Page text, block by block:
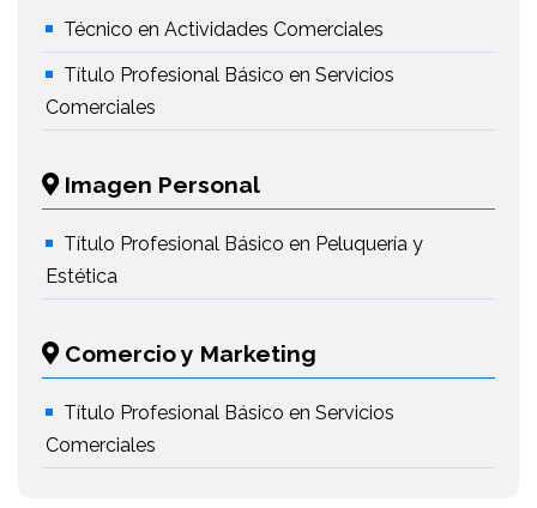
Técnico en Actividades Comerciales
Título Profesional Básico en Servicios
Comerciales
Imagen Personal
Título Profesional Básico en Peluquería y
Estética
Comercio y Marketing
Título Profesional Básico en Servicios
Comerciales